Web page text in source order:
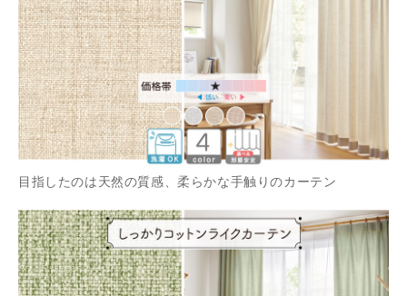
目指したのは天然の質感、柔らかな手触りのカーテン